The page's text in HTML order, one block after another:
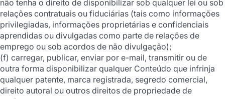
não tenha o direito de disponibilizar sob qualquer lei ou sob
relações contratuais ou fiduciárias (tais como informações
privilegiadas, informações proprietárias e confidenciais
aprendidas ou divulgadas como parte de relações de
emprego ou sob acordos de não divulgação);
(f) carregar, publicar, enviar por e-mail, transmitir ou de
outra forma disponibilizar qualquer Conteúdo que infrinja
qualquer patente, marca registrada, segredo comercial,
direito autoral ou outros direitos de propriedade de